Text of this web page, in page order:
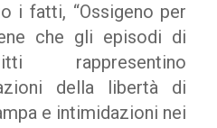
i fatti, “Ossigeno per
che gli episodi di
rappresentino
della libertà di
e intimidazioni nei